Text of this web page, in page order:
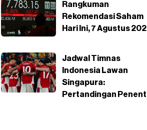
Rangkuman
Rekomendasi Saham
Hari Ini, 7 Agustus
Jadwal Timnas
Indonesia Lawan
Singapura:
Pertandingan